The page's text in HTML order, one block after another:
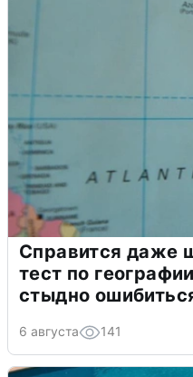
Справится даже
тест по
стыдно
6 августа 141